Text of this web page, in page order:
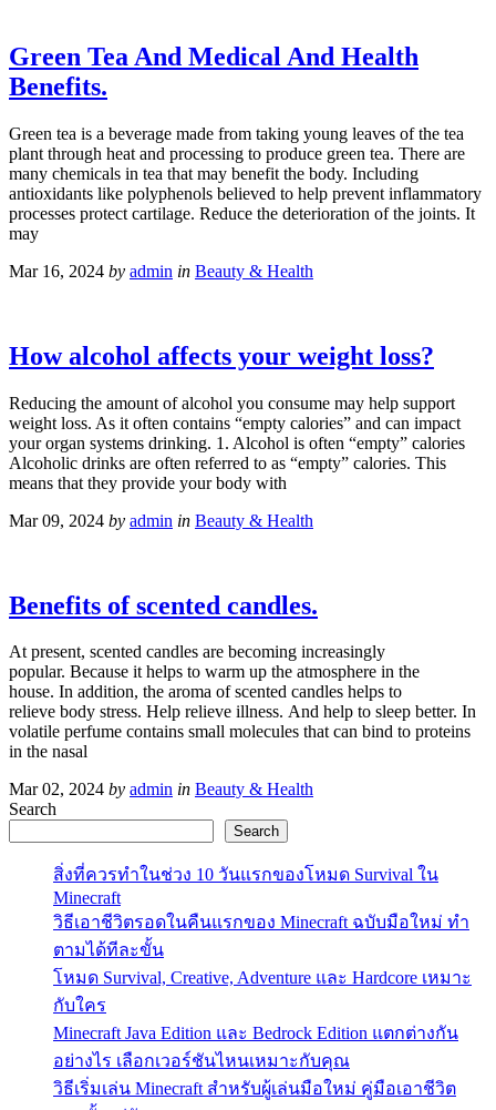
Green Tea And Medical And Health
Benefits.
Green tea is a beverage made from taking young leaves of the tea
plant through heat and processing to produce green tea. There are
many chemicals in tea that may benefit the body. Including
antioxidants like polyphenols believed to help prevent inflammatory
processes protect cartilage. Reduce the deterioration of the joints. It
may
Mar 16, 2024 by admin in Beauty & Health
How alcohol affects your weight loss?
Reducing the amount of alcohol you consume may help support
weight loss. As it often contains “empty calories” and can impact
your organ systems drinking. 1. Alcohol is often “empty” calories
Alcoholic drinks are often referred to as “empty” calories. This
means that they provide your body with
Mar 09, 2024 by admin in Beauty & Health
Benefits of scented candles.
At present, scented candles are becoming increasingly
popular. Because it helps to warm up the atmosphere in the
house. In addition, the aroma of scented candles helps to
relieve body stress. Help relieve illness. And help to sleep better. In
volatile perfume contains small molecules that can bind to proteins
in the nasal
Mar 02, 2024 by admin in Beauty & Health
Search
Search
สิ่งที่ควรทำในช่วง 10 วันแรกของโหมด Survival ใน
Minecraft
วิธีเอาชีวิตรอดในคืนแรกของ Minecraft ฉบับมือใหม่ ทำ
ตามได้ทีละขั้น
โหมด Survival, Creative, Adventure และ Hardcore เหมาะ
กับใคร
Minecraft Java Edition และ Bedrock Edition แตกต่างกัน
อย่างไร เลือกเวอร์ชันไหนเหมาะกับคุณ
วิธีเริ่มเล่น Minecraft สำหรับผู้เล่นมือใหม่ คู่มือเอาชีวิต